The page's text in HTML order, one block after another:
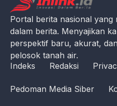
Portal berita nasional yang
dalam berita. Menyajikan
perspektif baru, akurat,
pelosok tanah air.
Indeks
Redaksi
Pedoman Media Siber